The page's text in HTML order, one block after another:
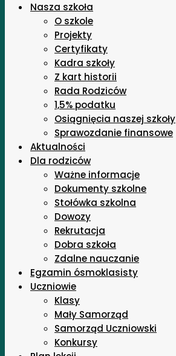
Nasza szkoła
O szkole
Projekty
Certyfikaty
Kadra szkoły
Z kart historii
Rada Rodziców
1,5% podatku
Osiągnięcia naszej szkoły
Sprawozdanie finansowe
Aktualności
Dla rodziców
Ważne informacje
Dokumenty szkolne
Stołówka szkolna
Dowozy
Rekrutacja
Dobra szkoła
Zdalne nauczanie
Egzamin ósmoklasisty
Uczniowie
Klasy
Mały Samorząd
Samorząd Uczniowski
Konkursy